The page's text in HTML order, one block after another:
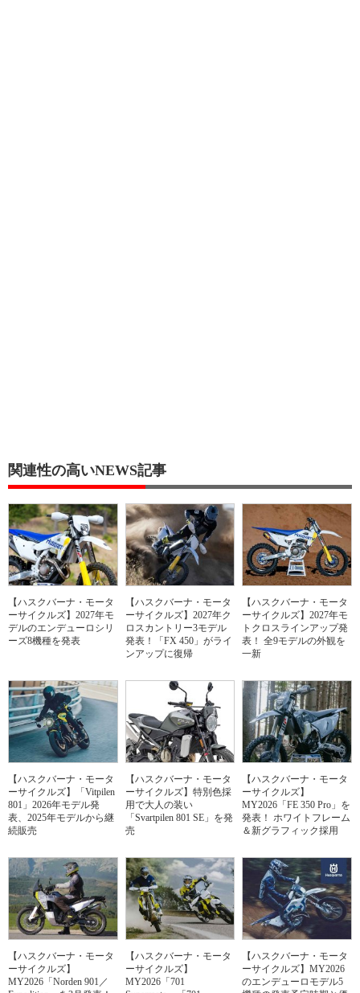
関連性の高いNEWS記事
【ハスクバーナ・モータ
ーサイクルズ】2027年モ
デルのエンデューロシリ
ーズ8機種を発表
【ハスクバーナ・モータ
ーサイクルズ】2027年ク
ロスカントリー3モデル
発表！「FX 450」がライ
ンアップに復帰
【ハスクバーナ・モータ
ーサイクルズ】2027年モ
トクロスラインアップ発
表！ 全9モデルの外観を
一新
【ハスクバーナ・モータ
ーサイクルズ】「Vitpilen
801」2026年モデル発
表、2025年モデルから継
続販売
【ハスクバーナ・モータ
ーサイクルズ】特別色採
用で大人の装い
「Svartpilen 801 SE」を発
売
【ハスクバーナ・モータ
ーサイクルズ】
MY2026「FE 350 Pro」を
発表！ ホワイトフレーム
＆新グラフィック採用
【ハスクバーナ・モータ
ーサイクルズ】
MY2026「Norden 901／
【ハスクバーナ・モータ
ーサイクルズ】
MY2026「701
【ハスクバーナ・モータ
ーサイクルズ】MY2026
のエンデューロモデル5